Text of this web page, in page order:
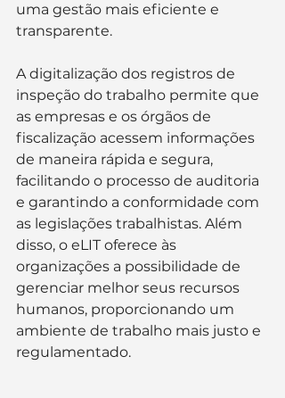
uma gestão mais eficiente e
transparente.
A digitalização dos registros de
inspeção do trabalho permite que
as empresas e os órgãos de
fiscalização acessem informações
de maneira rápida e segura,
facilitando o processo de auditoria
e garantindo a conformidade com
as legislações trabalhistas. Além
disso, o eLIT oferece às
organizações a possibilidade de
gerenciar melhor seus recursos
humanos, proporcionando um
ambiente de trabalho mais justo e
regulamentado.